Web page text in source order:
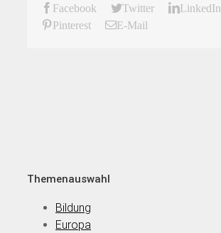
Facebook Twitter
LinkedIn
Pinterest
E-Mail
Themenauswahl
Bildung
Europa